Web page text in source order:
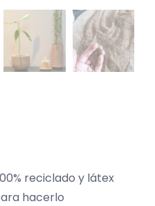
reciclado y látex
hacerlo